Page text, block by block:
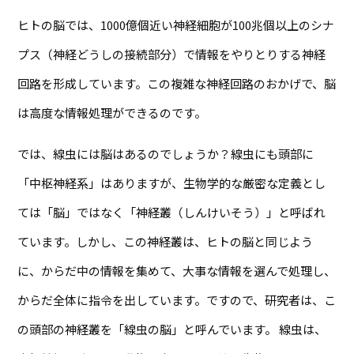
ヒトの脳では、1000億個近い神経細胞が100兆個以上のシナ
プス（神経どうしの接続部分）で情報をやりとりする神経
回路を形成しています。この複雑な神経回路のおかげで、脳
は高度な情報処理ができるのです。
では、線虫には脳はあるのでしょうか？線虫にも頭部に
「中枢神経系」はありますが、生物学的な厳密な定義とし
ては「脳」ではなく「神経叢（しんけいそう）」と呼ばれ
ています。しかし、この神経叢は、ヒトの脳と同じよう
に、からだ中の情報を集めて、大事な情報を選んで処理し、
からだ全体に指令を出しています。ですので、研究者は、こ
の頭部の神経叢を「線虫の脳」と呼んでいます。 線虫は、